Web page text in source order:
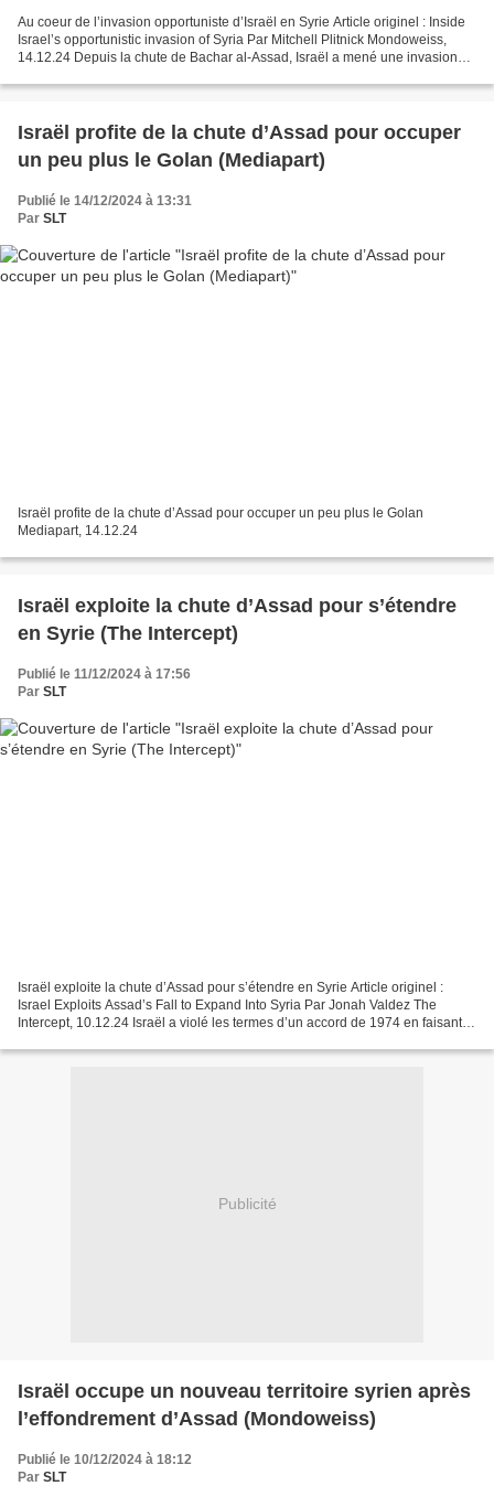
Au coeur de l’invasion opportuniste d’Israël en Syrie Article originel : Inside
Israel’s opportunistic invasion of Syria Par Mitchell Plitnick Mondoweiss,
14.12.24 Depuis la chute de Bachar al-Assad, Israël a mené une invasion
Israël profite de la chute d’Assad pour occuper
un peu plus le Golan (Mediapart)
Publié le 14/12/2024 à 13:31
Par SLT
Israël profite de la chute d’Assad pour occuper un peu plus le Golan
Mediapart, 14.12.24
Israël exploite la chute d’Assad pour s’étendre
en Syrie (The Intercept)
Publié le 11/12/2024 à 17:56
Par SLT
Israël exploite la chute d’Assad pour s’étendre en Syrie Article originel :
Israel Exploits Assad’s Fall to Expand Into Syria Par Jonah Valdez The
Intercept, 10.12.24 Israël a violé les termes d’un accord de 1974 en faisant
Publicité
Israël occupe un nouveau territoire syrien après
l’effondrement d’Assad (Mondoweiss)
Publié le 10/12/2024 à 18:12
Par SLT